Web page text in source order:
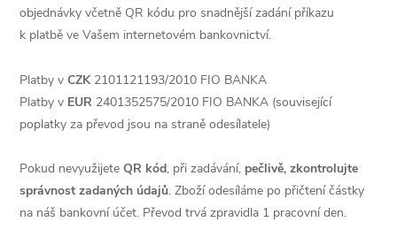
objednávky včetně QR kódu pro snadnější zadání příkazu
k platbě ve Vašem internetovém bankovnictví.
Platby v CZK2101121193/2010 FIO BANKA
Platby v EUR 2401352575/2010 FIO BANKA (související
poplatky za převod jsou na straně odesílatele)
Pokud nevyužijete QR kód, při zadávání, pečlivě, zkontrolujte
správnost zadaných údajů. Zboží odesíláme po přičtení částky
na náš bankovní účet. Převod trvá zpravidla 1 pracovní den.